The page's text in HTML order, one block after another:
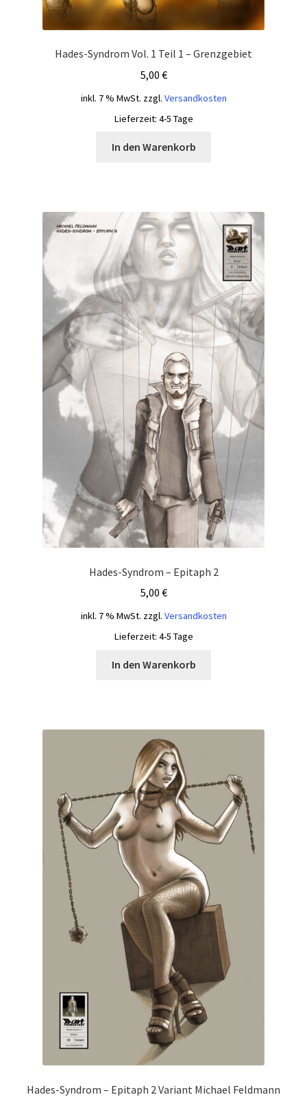
Hades-Syndrom Vol. 1 Teil 1 – Grenzgebiet
5,00 €
inkl. 7 % MwSt. zzgl. Versandkosten
Lieferzeit: 4-5 Tage
In den Warenkorb
Hades-Syndrom – Epitaph 2
5,00 €
inkl. 7 % MwSt. zzgl. Versandkosten
Lieferzeit: 4-5 Tage
In den Warenkorb
Hades-Syndrom – Epitaph 2 Variant Michael Feldmann